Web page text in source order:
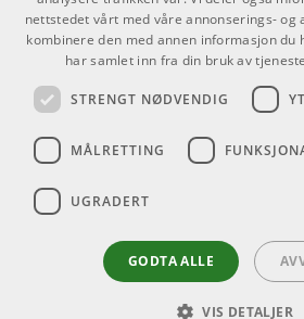
Monteringssett inkludert for rack
enheter
Inkludert software:
● Analog Lab Intro
● Pre 1973
● Pre V76
● Filter Mini
● Chorus JUN-6
EAW RSX129
ARTIKKELNUMMER 1074126
Butikken
0555
nettstedet vårt med våre annonserings- og
kombinere den med annen informasjon du
har samlet inn fra din bruk av
STRENGT NØDVENDIG
MÅLRETTING
UGRADERT
GODTA ALLE
VIS DETALJER